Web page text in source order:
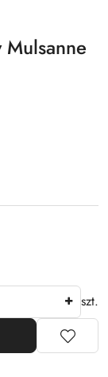
szt.